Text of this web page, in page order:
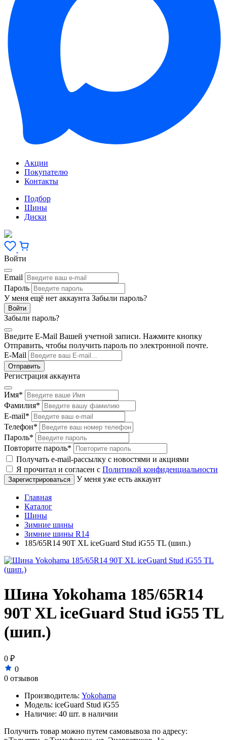
Акции
Покупателю
Контакты
Подбор
Шины
Диски
Войти
Email
Пароль
У меня ещё нет аккаунта Забыли пароль?
Забыли пароль?
Введите E-Mail Вашей учетной записи. Нажмите кнопку
Отправить, чтобы получить пароль по электронной почте.
E-Mail
Регистрация аккаунта
Имя*
Фамилия*
E-mail*
Телефон*
Пароль*
Повторите пароль*
Получать e-mail-рассылку с новостями и акциями
Я прочитал и согласен с Политикой конфиденциальности
У меня уже есть аккаунт
Главная
Каталог
Шины
Зимние шины
Зимние шины R14
185/65R14 90T XL iceGuard Stud iG55 TL (шип.)
Шина Yokohama 185/65R14
90T XL iceGuard Stud iG55 TL
(шип.)
0 ₽
0
0 отзывов
Производитель: Yokohama
Модель: iceGuard Stud iG55
Наличие: 40 шт. в наличии
Получить товар можно путем самовывоза по адресу: